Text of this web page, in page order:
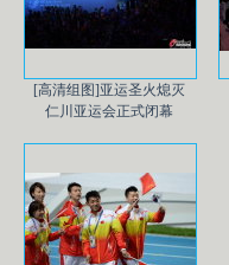
[高清组图]亚运圣火熄灭
仁川亚运会正式闭幕